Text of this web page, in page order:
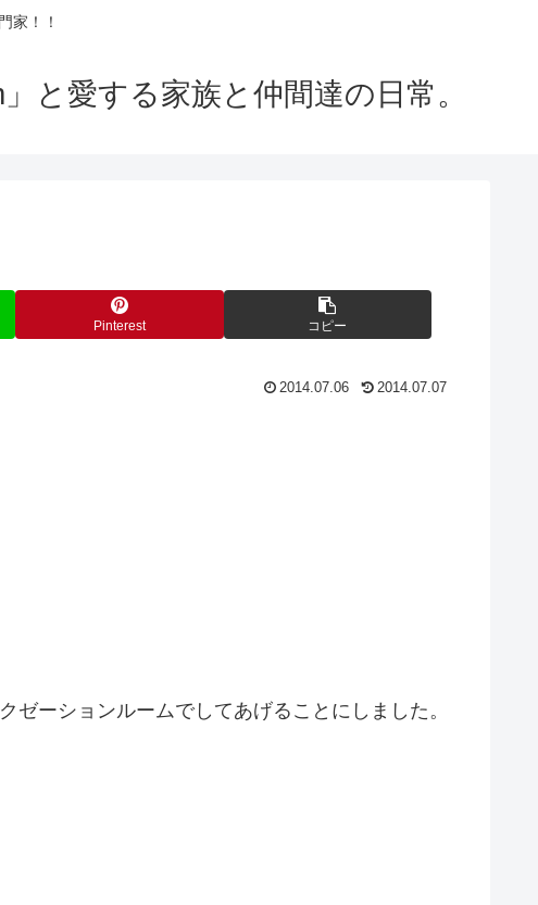
家！！
と愛する家族と仲間達の日常。
Pinterest コピー
2014.07.06 2014.07.07
ーションルームでしてあげることにしました。